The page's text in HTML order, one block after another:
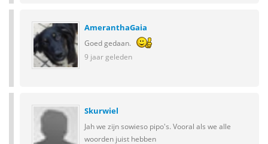
AmeranthaGaia
Goed gedaan.
9 jaar geleden
Skurwiel
Jah we zijn sowieso pipo's. Vooral als we alle
woorden juist hebben